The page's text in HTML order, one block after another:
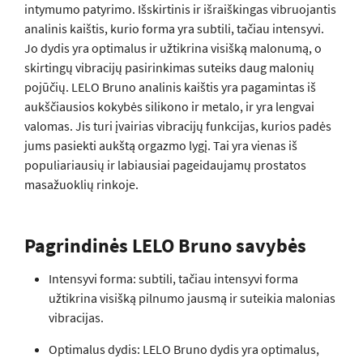
intymumo patyrimo. Išskirtinis ir išraiškingas vibruojantis
analinis kaištis, kurio forma yra subtili, tačiau intensyvi.
Jo dydis yra optimalus ir užtikrina visišką malonumą, o
skirtingų vibracijų pasirinkimas suteiks daug malonių
pojūčių. LELO Bruno analinis kaištis yra pagamintas iš
aukščiausios kokybės silikono ir metalo, ir yra lengvai
valomas. Jis turi įvairias vibracijų funkcijas, kurios padės
jums pasiekti aukštą orgazmo lygį. Tai yra vienas iš
populiariausių ir labiausiai pageidaujamų prostatos
masažuoklių rinkoje.
Pagrindinės LELO Bruno savybės
Intensyvi forma: subtili, tačiau intensyvi forma
užtikrina visišką pilnumo jausmą ir suteikia malonias
vibracijas.
Optimalus dydis: LELO Bruno dydis yra optimalus,